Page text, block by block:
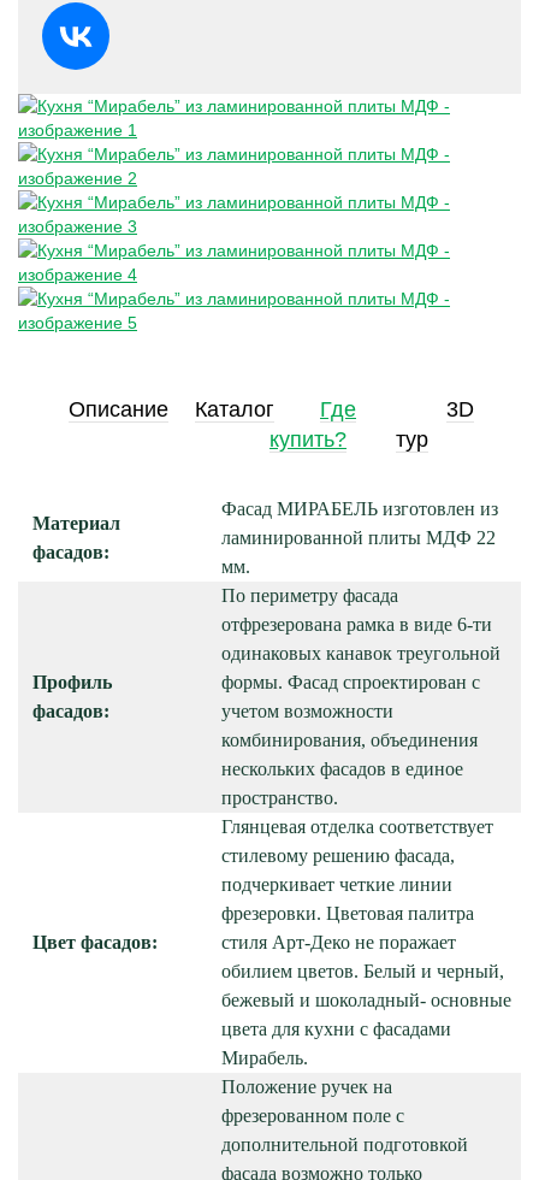
Описание Каталог
Где
купить?
3D
тур
Материал
фасадов:
Фасад МИРАБЕЛЬ изготовлен из
ламинированной плиты МДФ 22
мм.
Профиль
фасадов:
По периметру фасада
отфрезерована рамка в виде 6-ти
одинаковых канавок треугольной
формы. Фасад спроектирован с
учетом возможности
комбинирования, объединения
нескольких фасадов в единое
пространство.
Цвет фасадов:
Глянцевая отделка соответствует
стилевому решению фасада,
подчеркивает четкие линии
фрезеровки. Цветовая палитра
стиля Арт-Деко не поражает
обилием цветов. Белый и черный,
бежевый и шоколадный- основные
цвета для кухни с фасадами
Мирабель.
Положение ручек на
фрезерованном поле с
дополнительной подготовкой
фасада возможно только